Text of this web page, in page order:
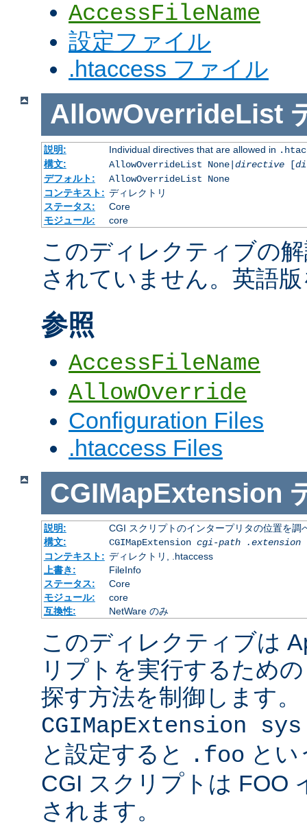
AccessFileName
設定ファイル
.htaccess ファイル
AllowOverrideList
説明: Individual directives that are allowed in
構文:
AllowOverrideList None| directive[
デフォルト:
AllowOverrideList None
コンテキスト: ディレクトリ
ステータス:
Core
モジュール:
core
このディレクティブの
されていません。英語
参照
AccessFileName
AllowOverride
Configuration Files
.htaccess Files
CGIMapExtension
説明:
CGI スクリプトのインタープリタの位置を調
構文:
CGIMapExtension cgi-path
.extension
コンテキスト: ディレクトリ, .htaccess
上書き:
FileInfo
ステータス:
Core
モジュール:
core
互換性:
NetWare のみ
このディレクティブは
リプトを実行するため
探す方法を制御します
CGIMapExtension
と設定すると
.foo と
CGI スクリプトは FOO
されます。